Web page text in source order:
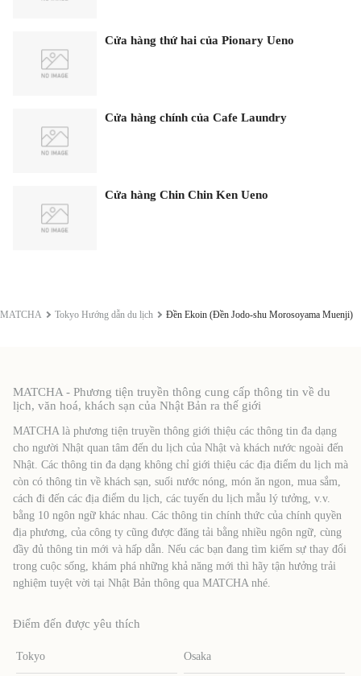
Cửa hàng thứ hai của Pionary Ueno
Cửa hàng chính của Cafe Laundry
Cửa hàng Chin Chin Ken Ueno
MATCHA Tokyo Hướng dẫn du lịch Đền Ekoin (Đền Jodo-shu Morosoyama Muenji)
MATCHA - Phương tiện truyền thông cung cấp thông tin về du
lịch, văn hoá, khách sạn của Nhật Bản ra thế giới
MATCHA là phương tiện truyền thông giới thiệu các thông tin đa dạng
cho người Nhật quan tâm đến du lịch của Nhật và khách nước ngoài đến
Nhật. Các thông tin đa dạng không chỉ giới thiệu các địa điểm du lịch mà
còn có thông tin về khách sạn, suối nước nóng, món ăn ngon, mua sắm,
cách đi đến các địa điểm du lịch, các tuyến du lịch mẫu lý tưởng, v.v.
bằng 10 ngôn ngữ khác nhau. Các thông tin chính thức của chính quyền
địa phương, của công ty cũng được đăng tải bằng nhiều ngôn ngữ, cùng
đầy đủ thông tin mới và hấp dẫn. Nếu các bạn đang tìm kiếm sự thay đổi
trong cuộc sống, khám phá những khả năng mới thì hãy tận hưởng trải
nghiệm tuyệt vời tại Nhật Bản thông qua MATCHA nhé.
Điểm đến được yêu thích
Tokyo Osaka